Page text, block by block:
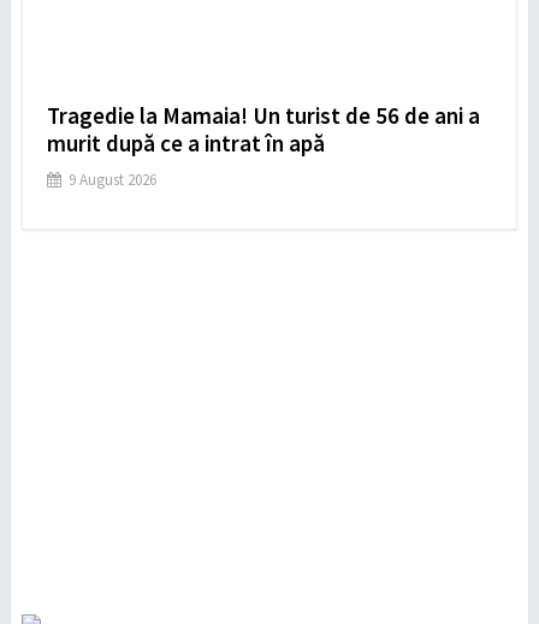
Tragedie la Mamaia! Un turist de 56 de ani a
murit după ce a intrat în apă
9 August 2026